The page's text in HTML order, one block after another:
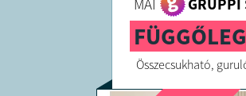
MAI GRUPPI
Összecsukható,